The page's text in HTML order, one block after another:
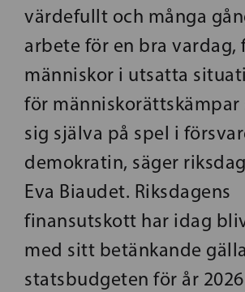
värdefullt och många
arbete för en bra vardag,
människor i utsatta
för människorättskämpar
sig själva på spel i
demokratin, säger
Eva Biaudet. Riksdagens
finansutskott har idag
med sitt betänkande
statsbudgeten för år